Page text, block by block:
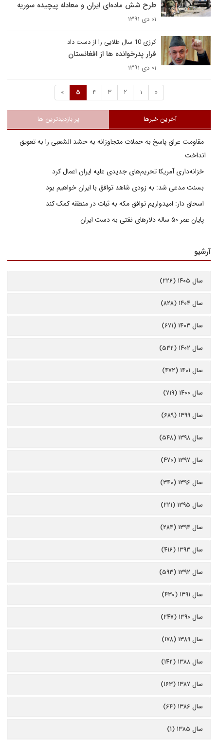
طرح شش ماده‌ای ایران و معادله پیچیده سوریه
۰۱ دی ۱۳۹۱
کرزی 10 سال طلایی را از دست داد
فرار پدرخوانده ها از افغانستان
۰۱ دی ۱۳۹۱
«
1
2
3
4
5
»
آخرین خبرها پر بازدیدترین ها
مقاومت عراق پاسخ به حملات متجاوزانه به حشد الشعبی را به تعویق
انداخت
خزانه‌داری آمریکا تحریم‌های جدیدی علیه ایران اعمال کرد
بسنت مدعی شد: به زودی شاهد توافق با ایران خواهیم بود
اسحاق دار: امیدواریم توافق مکه به ثبات در منطقه کمک کند
پایان عمر ۵۰ ساله دلارهای نفتی به دست ایران
آرشیو
سال ۱۴۰۵ (۲۲۶)
سال ۱۴۰۴ (۸۲۸)
سال ۱۴۰۳ (۶۷۱)
سال ۱۴۰۲ (۵۳۲)
سال ۱۴۰۱ (۴۷۲)
سال ۱۴۰۰ (۷۱۹)
سال ۱۳۹۹ (۶۸۹)
سال ۱۳۹۸ (۵۴۸)
سال ۱۳۹۷ (۴۷۰)
سال ۱۳۹۶ (۳۴۰)
سال ۱۳۹۵ (۲۲۱)
سال ۱۳۹۴ (۲۸۴)
سال ۱۳۹۳ (۴۱۶)
سال ۱۳۹۲ (۵۹۳)
سال ۱۳۹۱ (۴۳۰)
سال ۱۳۹۰ (۲۴۷)
سال ۱۳۸۹ (۱۷۸)
سال ۱۳۸۸ (۱۴۲)
سال ۱۳۸۷ (۱۶۳)
سال ۱۳۸۶ (۶۴)
سال ۱۳۸۵ (۱)